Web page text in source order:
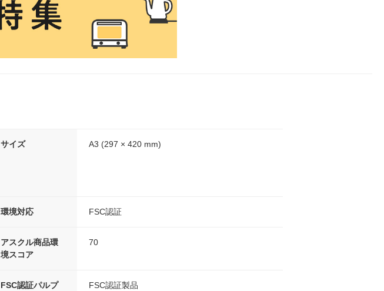
サイズ A3 (297 × 420 mm)
環境対応 FSC認証
アスクル商品環
境スコア
70
FSC認証パルプ FSC認証製品